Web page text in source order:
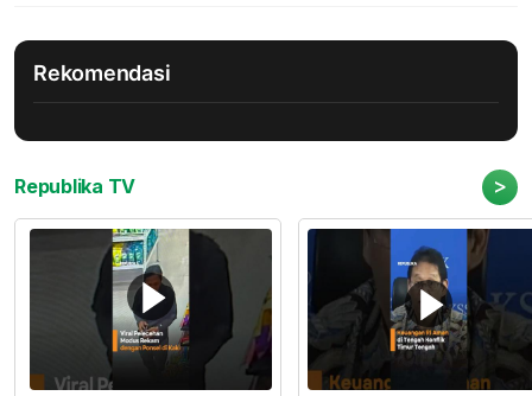
Rekomendasi
Republika TV >